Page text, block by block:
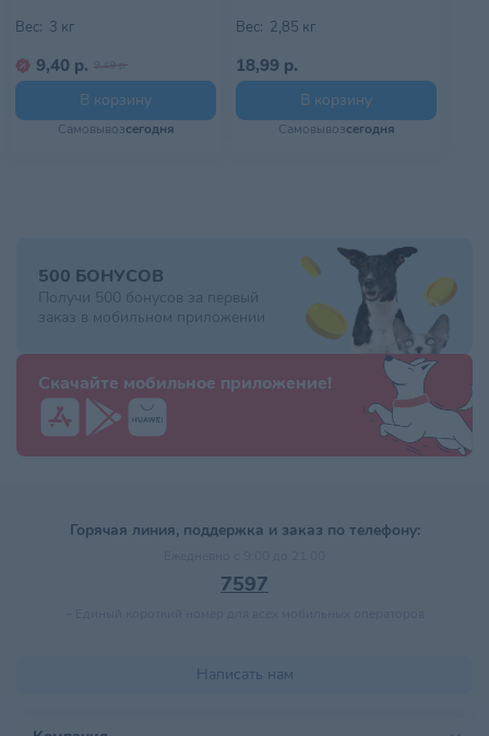
Вес: 3 кг
9,40 р. 9,49 р.
В корзину
Самовывозсегодня
Вес: 2,85 кг
18,99 р.
В корзину
Самовывозсегодня
500 БОНУСОВ
Получи 500 бонусов за первый
заказ в мобильном приложении
Скачайте мобильное приложение!
Горячая линия, поддержка и заказ по телефону:
7597
Написать нам